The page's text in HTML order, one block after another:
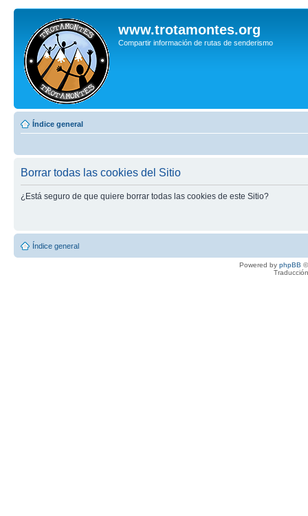
www.trotamontes.org
Compartir información de rutas de senderismo
Índice general
Borrar todas las cookies del Sitio
¿Está seguro de que quiere borrar todas las cookies de este Sitio?
Índice general
Powered by phpBB